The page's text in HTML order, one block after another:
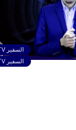
السفير TV
السفير TV